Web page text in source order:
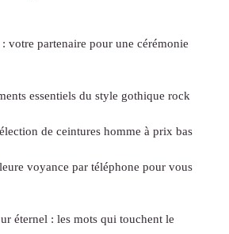
votre partenaire pour une cérémonie
essentiels du style gothique rock
de ceintures homme à prix bas
voyance par téléphone pour vous
éternel : les mots qui touchent le